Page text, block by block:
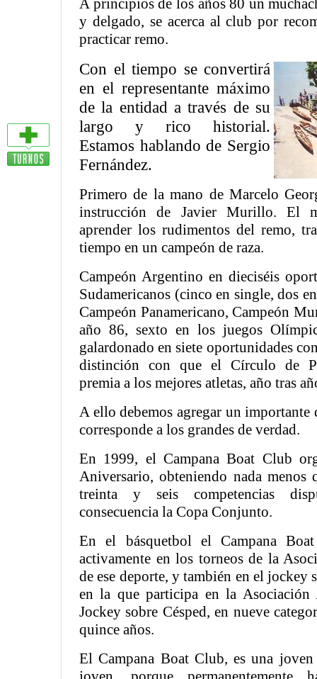
A principios de los años 80 un
y delgado, se acerca al club por
practicar remo.
Con el tiempo se convertirá
en el representante máximo
de la entidad a través de su
largo y rico historial.
Estamos hablando de Sergio
Fernández.
Primero de la mano de Marcelo
instrucción de Javier Murillo. El
aprender los rudimentos del remo,
tiempo en un campeón de raza.
Campeón Argentino en dieciséis
Sudamericanos (cinco en single, dos
Campeón Panamericano, Campeón
año 86, sexto en los juegos
galardonado en siete oportunidades
distinción con que el Círculo de
premia a los mejores atletas, año tras
A ello debemos agregar un importante
corresponde a los grandes de verdad.
En 1999, el Campana Boat Club
Aniversario, obteniendo nada menos
treinta y seis competencias
consecuencia la Copa Conjunto.
En el básquetbol el Campana
activamente en los torneos de la
de ese deporte, y también en el jockey
en la que participa en la Asociación
Jockey sobre Césped, en nueve
quince años.
El Campana Boat Club, es una